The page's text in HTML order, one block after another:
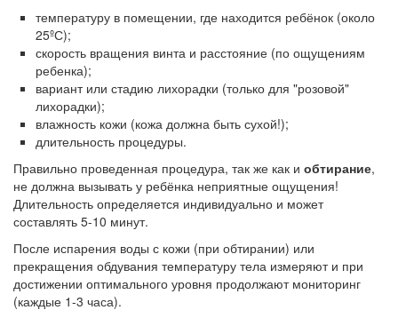
температуру в помещении, где находится ребёнок (около
25ºС);
скорость вращения винта и расстояние (по ощущениям
ребенка);
вариант или стадию лихорадки (только для "розовой"
лихорадки);
влажность кожи (кожа должна быть сухой!);
длительность процедуры.
Правильно проведенная процедура, так же как и обтирание,
не должна вызывать у ребёнка неприятные ощущения!
Длительность определяется индивидуально и может
составлять 5-10 минут.
После испарения воды с кожи (при обтирании) или
прекращения обдувания температуру тела измеряют и при
достижении оптимального уровня продолжают мониторинг
(каждые 1-3 часа).